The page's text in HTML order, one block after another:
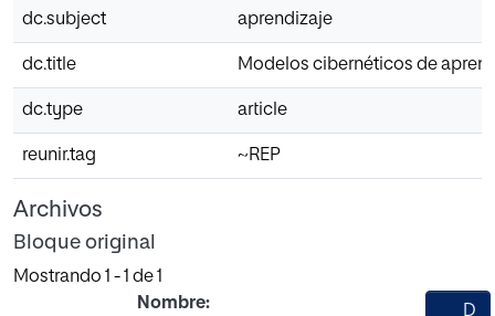
dc.subject aprendizaje
dc.title Modelos cibernéticos de
dc.type article
reunir.tag ~REP
Archivos
Bloque original
Mostrando 1 - 1 de 1
Nombre:
D